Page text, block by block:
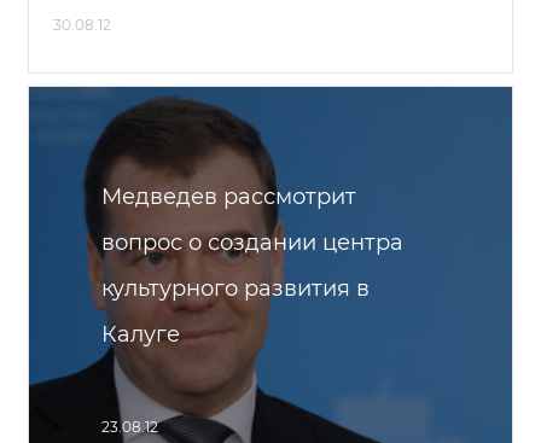
30.08.12
Медведев рассмотрит
вопрос о создании центра
культурного развития в
Калуге
23.08.12